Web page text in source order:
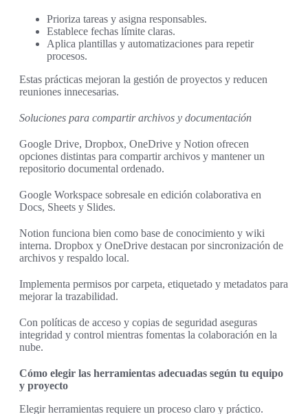
Prioriza tareas y asigna responsables.
Establece fechas límite claras.
Aplica plantillas y automatizaciones para repetir
procesos.
Estas prácticas mejoran la gestión de proyectos y reducen
reuniones innecesarias.
Soluciones para compartir archivos y documentación
Google Drive, Dropbox, OneDrive y Notion ofrecen
opciones distintas para compartir archivos y mantener un
repositorio documental ordenado.
Google Workspace sobresale en edición colaborativa en
Docs, Sheets y Slides.
Notion funciona bien como base de conocimiento y wiki
interna. Dropbox y OneDrive destacan por sincronización de
archivos y respaldo local.
Implementa permisos por carpeta, etiquetado y metadatos para
mejorar la trazabilidad.
Con políticas de acceso y copias de seguridad aseguras
integridad y control mientras fomentas la colaboración en la
nube.
Cómo elegir las herramientas adecuadas según tu equipo
y proyecto
Elegir herramientas requiere un proceso claro y práctico.